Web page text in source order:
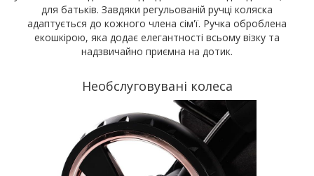
для батьків. Завдяки регульованій ручці коляска
адаптується до кожного члена сім'ї. Ручка оброблена
екошкірою, яка додає елегантності всьому візку та
надзвичайно приємна на дотик.
Необслуговувані колеса